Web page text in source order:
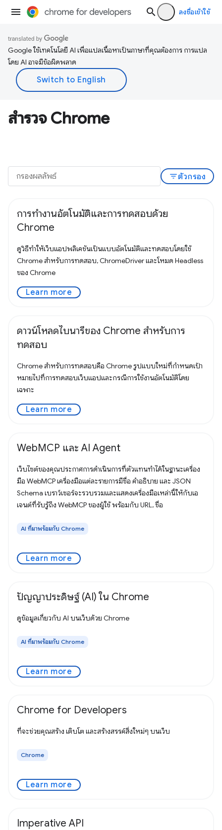
ลงชื่อเข้าใช้
Google ใช้เทคโนโลยี AI เพื่อแปลเนื้อหาเป็นภาษาที่คุณต้องการ การแปล
โดย AI อาจมีข้อผิดพลาด
สำรวจ Chrome
filter_listตัวกรอง
การทำงานอัตโนมัติและการทดสอบด้วย
Chrome
ดูวิธีทำให้เว็บแอปพลิเคชันเป็นแบบอัตโนมัติและทดสอบโดยใช้
Chrome สำหรับการทดสอบ, ChromeDriver และโหมด Headless
ของ Chrome
Learn more
ดาวน์โหลดไบนารีของ Chrome สำหรับการ
ทดสอบ
Chrome สำหรับการทดสอบคือ Chrome รูปแบบใหม่ที่กำหนดเป้า
หมายไปที่การทดสอบเว็บแอปและกรณีการใช้งานอัตโนมัติโดย
เฉพาะ
Learn more
WebMCP และ AI Agent
เว็บไซต์ของคุณประกาศการดำเนินการที่ตัวแทนทำได้ในฐานะเครื่อง
มือ WebMCP เครื่องมือแต่ละรายการมีชื่อ คำอธิบาย และ JSON
Schema เบราว์เซอร์จะรวบรวมและแสดงเครื่องมือเหล่านี้ให้กับเอ
เจนต์ที่รับรู้ถึง WebMCP ของผู้ใช้ พร้อมกับ URL, ชื่อ
AI ที่มาพร้อมกับ Chrome
Learn more
ปัญญาประดิษฐ์ (AI) ใน Chrome
ดูข้อมูลเกี่ยวกับ AI บนเว็บด้วย Chrome
AI ที่มาพร้อมกับ Chrome
Learn more
Chrome for Developers
ที่จะช่วยคุณสร้าง เติบโต และสร้างสรรค์สิ่งใหม่ๆ บนเว็บ
Chrome
Learn more
Imperative API